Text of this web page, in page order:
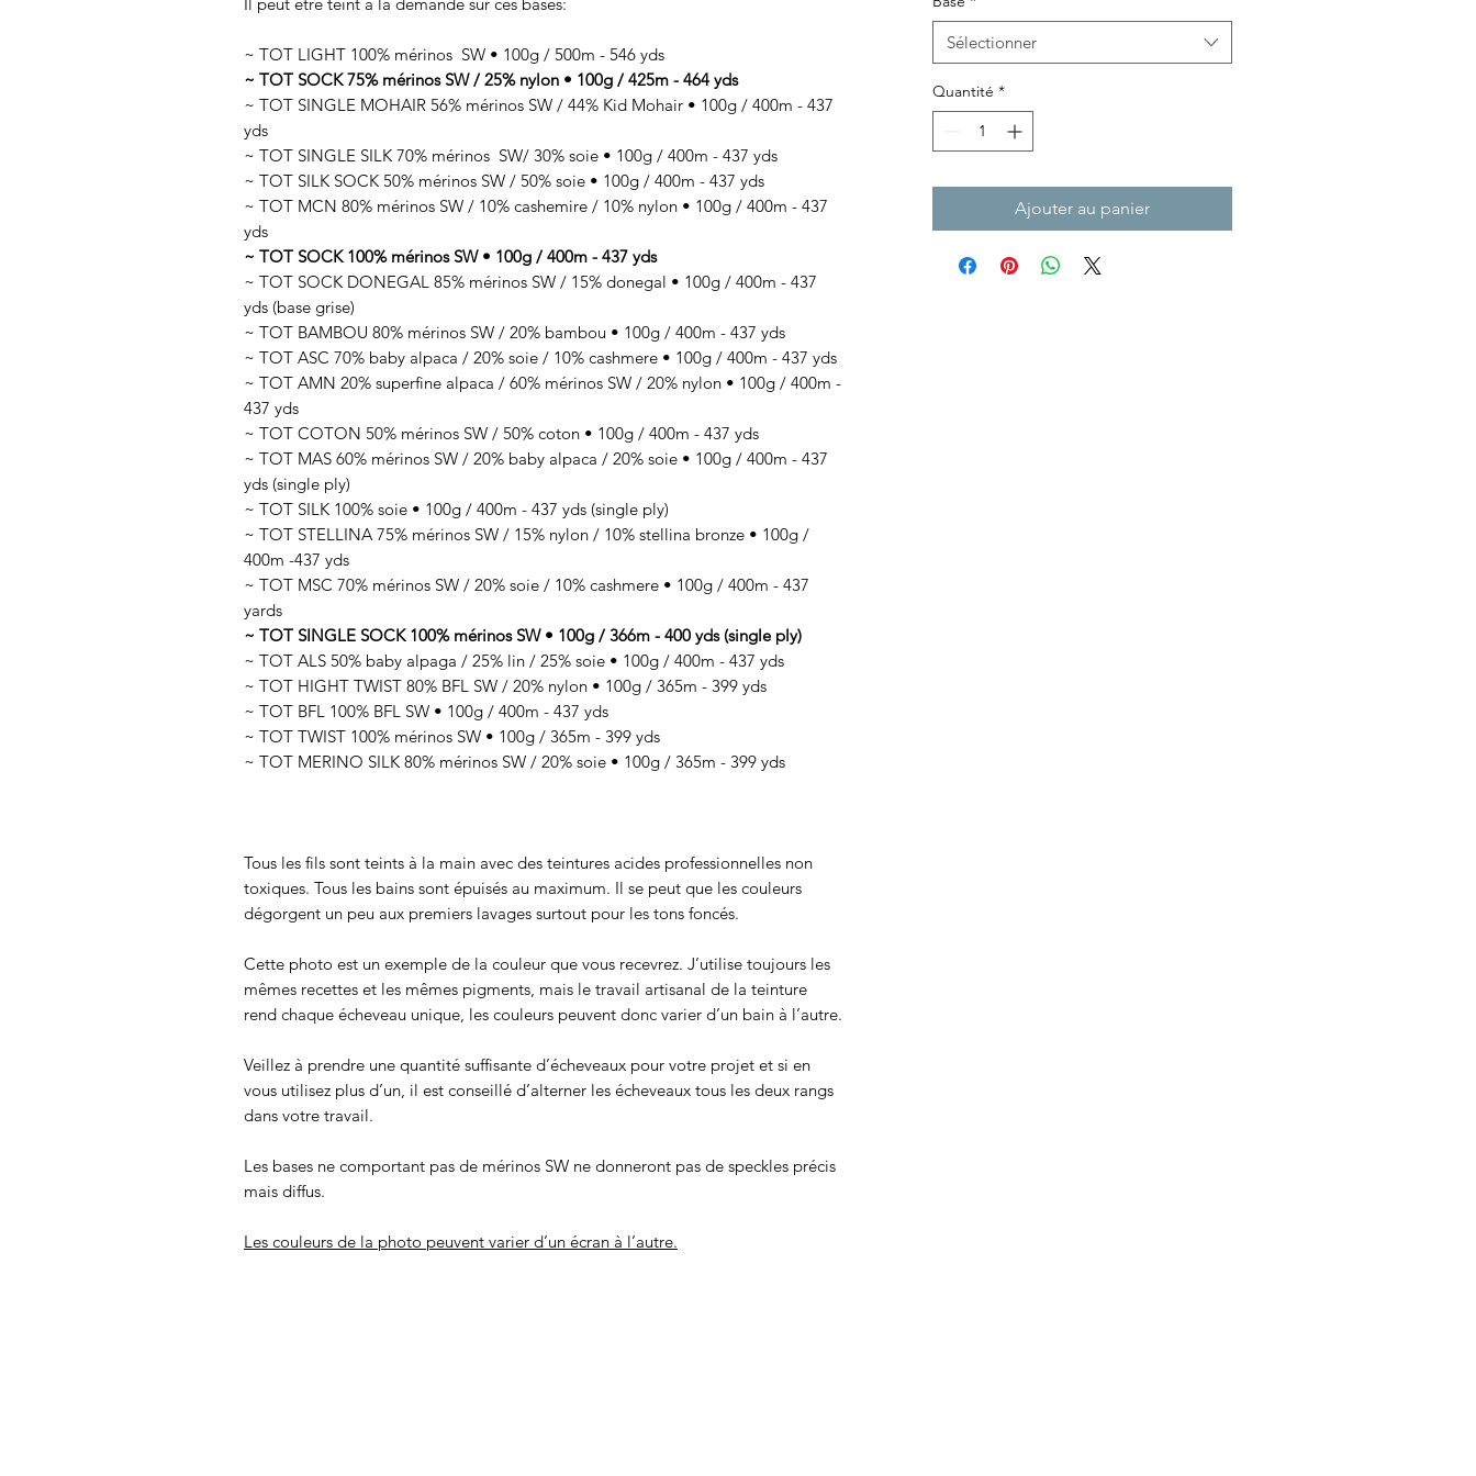
~ TOT LIGHT 100% mérinos SW • 100g / 500m - 546 yds
~ TOT SOCK 75% mérinos SW / 25% nylon • 100g / 425m - 464 yds
~ TOT SINGLE MOHAIR 56% mérinos SW / 44% Kid Mohair • 100g / 400m - 437
yds
~ TOT SINGLE SILK 70% mérinos SW/ 30% soie • 100g / 400m - 437 yds
~ TOT SILK SOCK 50% mérinos SW / 50% soie • 100g / 400m - 437 yds
~ TOT MCN 80% mérinos SW / 10% cashemire / 10% nylon • 100g / 400m - 437
yds
~ TOT SOCK 100% mérinos SW • 100g / 400m - 437 yds
~ TOT SOCK DONEGAL 85% mérinos SW / 15% donegal • 100g / 400m - 437
yds (base grise)
~ TOT BAMBOU 80% mérinos SW / 20% bambou • 100g / 400m - 437 yds
~ TOT ASC 70% baby alpaca / 20% soie / 10% cashmere • 100g / 400m - 437 yds
~ TOT AMN 20% superfine alpaca / 60% mérinos SW / 20% nylon • 100g / 400m -
437 yds
~ TOT COTON 50% mérinos SW / 50% coton • 100g / 400m - 437 yds
~ TOT MAS 60% mérinos SW / 20% baby alpaca / 20% soie • 100g / 400m - 437
yds (single ply)
~ TOT SILK 100% soie • 100g / 400m - 437 yds (single ply)
~ TOT STELLINA 75% mérinos SW / 15% nylon / 10% stellina bronze • 100g /
400m -437 yds
~ TOT MSC 70% mérinos SW / 20% soie / 10% cashmere • 100g / 400m - 437
yards
~ TOT SINGLE SOCK 100% mérinos SW • 100g / 366m - 400 yds (single ply)
~ TOT ALS 50% baby alpaga / 25% lin / 25% soie • 100g / 400m - 437 yds
~ TOT HIGHT TWIST 80% BFL SW / 20% nylon • 100g / 365m - 399 yds
~ TOT BFL 100% BFL SW • 100g / 400m - 437 yds
~ TOT TWIST 100% mérinos SW • 100g / 365m - 399 yds
~ TOT MERINO SILK 80% mérinos SW / 20% soie • 100g / 365m - 399 yds
Tous les fils sont teints à la main avec des teintures acides professionnelles non
toxiques. Tous les bains sont épuisés au maximum. Il se peut que les couleurs
dégorgent un peu aux premiers lavages surtout pour les tons foncés.
Cette photo est un exemple de la couleur que vous recevrez. J’utilise toujours les
mêmes recettes et les mêmes pigments, mais le travail artisanal de la teinture
rend chaque écheveau unique, les couleurs peuvent donc varier d’un bain à l’autre.
Veillez à prendre une quantité suffisante d’écheveaux pour votre projet et si en
vous utilisez plus d’un, il est conseillé d’alterner les écheveaux tous les deux rangs
dans votre travail.
Les bases ne comportant pas de mérinos SW ne donneront pas de speckles précis
mais diffus.
Les couleurs de la photo peuvent varier d’un écran à l’autre.
Sélectionner
Quantité *
Ajouter au panier